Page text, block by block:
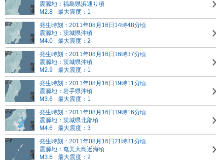
震源地：福島県浜通り頃
M2.8
最大震度：1
発生時刻：2011年08月16日14時48分頃
震源地：茨城県沖頃
M4.0
最大震度：2
発生時刻：2011年08月16日16時37分頃
震源地：茨城県沖頃
M2.9
最大震度：1
発生時刻：2011年08月16日19時11分頃
震源地：岩手県沖頃
M3.6
最大震度：1
発生時刻：2011年08月16日19時16分頃
震源地：茨城県北部頃
M4.6
最大震度：3
発生時刻：2011年08月16日21時31分頃
震源地：奄美大島近海頃
M3.6
最大震度：2